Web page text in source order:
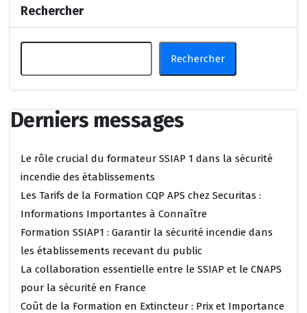
Rechercher
Rechercher
Derniers messages
Le rôle crucial du formateur SSIAP 1 dans la sécurité
incendie des établissements
Les Tarifs de la Formation CQP APS chez Securitas :
Informations Importantes à Connaître
Formation SSIAP1 : Garantir la sécurité incendie dans
les établissements recevant du public
La collaboration essentielle entre le SSIAP et le CNAPS
pour la sécurité en France
Coût de la Formation en Extincteur : Prix et Importance